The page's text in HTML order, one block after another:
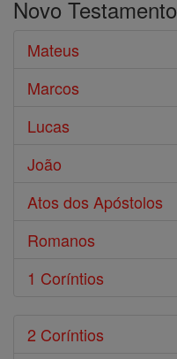
Bíblia
Novo Testamento
Mateus
Marcos
Lucas
João
Atos dos Apóstolos
Romanos
1 Coríntios
2 Coríntios